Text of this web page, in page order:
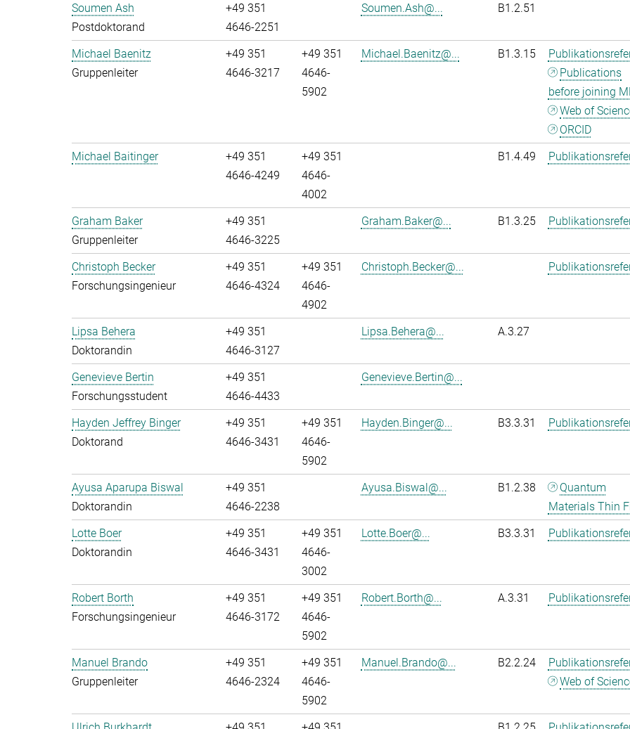
Soumen Ash
Postdoktorand
+49 351
4646-2251
Soumen.Ash@... B1.2.51
Michael Baenitz
Gruppenleiter
+49 351
4646-3217
+49 351
4646-
5902
Michael.Baenitz@... B1.3.15
Publications
before joining
Web of
ORCID
Michael Baitinger
+49 351
4646-4249
+49 351
4646-
4002
B1.4.49
Graham Baker
Gruppenleiter
+49 351
4646-3225
Graham.Baker@... B1.3.25
Christoph Becker
Forschungsingenieur
+49 351
4646-4324
+49 351
4646-
4902
Christoph.Becker@...
Lipsa Behera
Doktorandin
+49 351
4646-3127
Lipsa.Behera@... A.3.27
Genevieve Bertin
Forschungsstudent
+49 351
4646-4433
Genevieve.Bertin@...
Hayden Jeffrey Binger
Doktorand
+49 351
4646-3431
+49 351
4646-
5902
Hayden.Binger@... B3.3.31
Ayusa Aparupa Biswal
Doktorandin
+49 351
4646-2238
Ayusa.Biswal@... B1.2.38
Quantum
Materials Thin
Lotte Boer
Doktorandin
+49 351
4646-3431
+49 351
4646-
3002
Lotte.Boer@... B3.3.31
Robert Borth
Forschungsingenieur
+49 351
4646-3172
+49 351
4646-
5902
Robert.Borth@... A.3.31
Manuel Brando
Gruppenleiter
+49 351
4646-2324
+49 351
4646-
5902
Manuel.Brando@... B2.2.24
Web of